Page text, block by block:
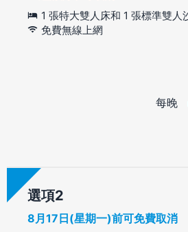
1 張特大雙人床和 1 張標準雙人
免費無線上網
每晚
選項
8月17日(星期一)前可免費取消